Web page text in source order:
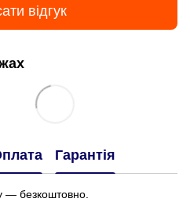
відгук
Гарантія
— безкоштовно.